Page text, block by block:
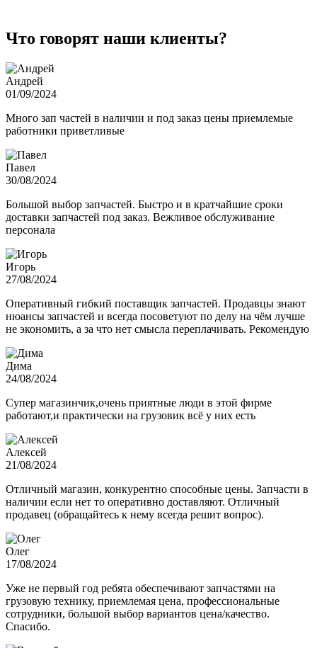
Что говорят наши клиенты?
Андрей
01/09/2024
Много зап частей в наличии и под заказ цены приемлемые
работники приветливые
Павел
30/08/2024
Большой выбор запчастей. Быстро и в кратчайшие сроки
доставки запчастей под заказ. Вежливое обслуживание
персонала
Игорь
27/08/2024
Оперативный гибкий поставщик запчастей. Продавцы знают
нюансы запчастей и всегда посоветуют по делу на чём лучше
не экономить, а за что нет смысла переплачивать. Рекомендую
Дима
24/08/2024
Супер магазинчик,очень приятные люди в этой фирме
работают,и практически на грузовик всё у них есть
Алексей
21/08/2024
Отличный магазин, конкурентно способные цены. Запчасти в
наличии если нет то оперативно доставляют. Отличный
продавец (обращайтесь к нему всегда решит вопрос).
Олег
17/08/2024
Уже не первый год ребята обеспечивают запчастями на
грузовую технику, приемлемая цена, профессиональные
сотрудники, большой выбор вариантов цена/качество.
Спасибо.